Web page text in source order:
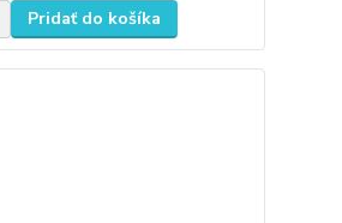
Pridať do košíka